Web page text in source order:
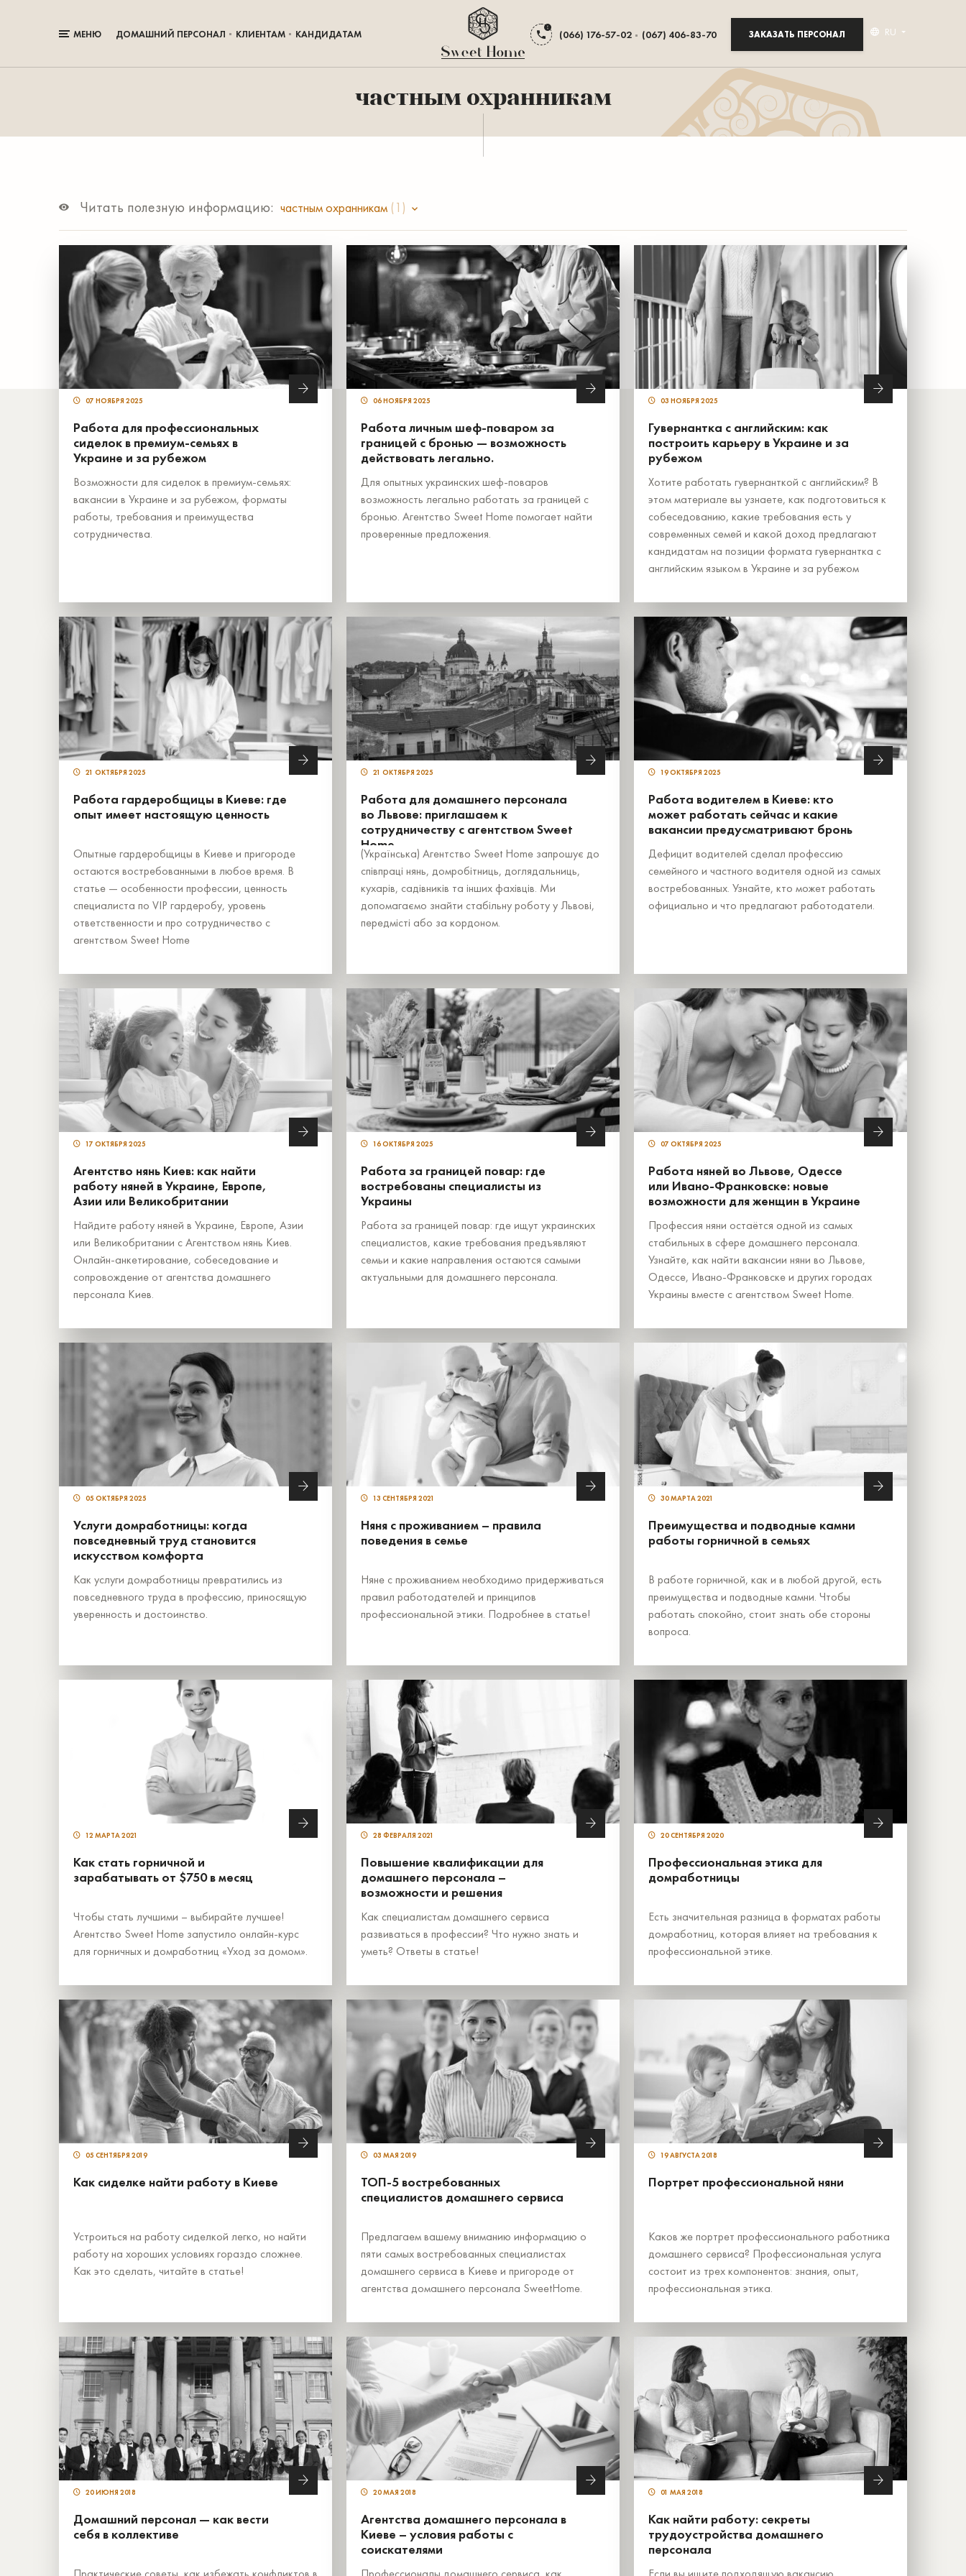
МЕНЮ ДОМАШНИЙ ПЕРСОНАЛ КЛИЕНТАМ КАНДИДАТАМ (066) 176-57-02 (067) 406-83-70 ЗАКАЗАТЬ ПЕРСОНАЛ RU
частным охранникам
Читать полезную информацию: частным охранникам (1)
07 НОЯБРЯ 2025
Работа для профессиональных
сиделок в премиум-семьях в
Украине и за рубежом
Возможности для сиделок в премиум-семьях:
вакансии в Украине и за рубежом, форматы
работы, требования и преимущества
сотрудничества.
06 НОЯБРЯ 2025
Работа личным шеф-поваром за
границей с бронью — возможность
действовать легально.
Для опытных украинских шеф-поваров
возможность легально работать за границей с
бронью. Агентство Sweet Home помогает найти
проверенные предложения.
03 НОЯБРЯ 2025
Гувернантка с английским: как
построить карьеру в Украине и за
рубежом
Хотите работать гувернанткой с английским? В
этом материале вы узнаете, как подготовиться к
собеседованию, какие требования есть у
современных семей и какой доход предлагают
кандидатам на позиции формата гувернантка с
английским языком в Украине и за рубежом
21 ОКТЯБРЯ 2025
Работа гардеробщицы в Киеве: где
опыт имеет настоящую ценность
Опытные гардеробщицы в Киеве и пригороде
остаются востребованными в любое время. В
статье — особенности профессии, ценность
специалиста по VIP гардеробу, уровень
ответственности и про сотрудничество с
агентством Sweet Home
21 ОКТЯБРЯ 2025
Работа для домашнего персонала
во Львове: приглашаем к
сотрудничеству с агентством Sweet
Home
(Українська) Агентство Sweet Home запрошує до
співпраці нянь, домробітниць, доглядальниць,
кухарів, садівників та інших фахівців. Ми
допомагаємо знайти стабільну роботу у Львові,
передмісті або за кордоном.
19 ОКТЯБРЯ 2025
Работа водителем в Киеве: кто
может работать сейчас и какие
вакансии предусматривают бронь
Дефицит водителей сделал профессию
семейного и частного водителя одной из самых
востребованных. Узнайте, кто может работать
официально и что предлагают работодатели.
17 ОКТЯБРЯ 2025
Агентство нянь Киев: как найти
работу няней в Украине, Европе,
Азии или Великобритании
Найдите работу няней в Украине, Европе, Азии
или Великобритании с Агентством нянь Киев.
Онлайн-анкетирование, собеседование и
сопровождение от агентства домашнего
персонала Киев.
16 ОКТЯБРЯ 2025
Работа за границей повар: где
востребованы специалисты из
Украины
Работа за границей повар: где ищут украинских
специалистов, какие требования предъявляют
семьи и какие направления остаются самыми
актуальными для домашнего персонала.
07 ОКТЯБРЯ 2025
Работа няней во Львове, Одессе
или Ивано-Франковске: новые
возможности для женщин в Украине
Профессия няни остаётся одной из самых
стабильных в сфере домашнего персонала.
Узнайте, как найти вакансии няни во Львове,
Одессе, Ивано-Франковске и других городах
Украины вместе с агентством Sweet Home.
05 ОКТЯБРЯ 2025
Услуги домработницы: когда
повседневный труд становится
искусством комфорта
Как услуги домработницы превратились из
повседневного труда в профессию, приносящую
уверенность и достоинство.
13 СЕНТЯБРЯ 2021
Няня с проживанием – правила
поведения в семье
Няне с проживанием необходимо придерживаться
правил работодателей и принципов
профессиональной этики. Подробнее в статье!
30 МАРТА 2021
Преимущества и подводные камни
работы горничной в семьях
В работе горничной, как и в любой другой, есть
преимущества и подводные камни. Чтобы
работать спокойно, стоит знать обе стороны
вопроса.
12 МАРТА 2021
Как стать горничной и
зарабатывать от $750 в месяц
Чтобы стать лучшими – выбирайте лучшее!
Агентство Sweet Home запустило онлайн-курс
для горничных и домработниц «Уход за домом».
28 ФЕВРАЛЯ 2021
Повышение квалификации для
домашнего персонала –
возможности и решения
Как специалистам домашнего сервиса
развиваться в профессии? Что нужно знать и
уметь? Ответы в статье!
20 СЕНТЯБРЯ 2020
Профессиональная этика для
домработницы
Есть значительная разница в форматах работы
домработниц, которая влияет на требования к
профессиональной этике.
05 СЕНТЯБРЯ 2019
Как сиделке найти работу в Киеве
Устроиться на работу сиделкой легко, но найти
работу на хороших условиях гораздо сложнее.
Как это сделать, читайте в статье!
03 МАЯ 2019
ТОП-5 востребованных
специалистов домашнего сервиса
Предлагаем вашему вниманию информацию о
пяти самых востребованных специалистах
домашнего сервиса в Киеве и пригороде от
агентства домашнего персонала SweetHome.
19 АВГУСТА 2018
Портрет профессиональной няни
Каков же портрет профессионального работника
домашнего сервиса? Профессиональная услуга
состоит из трех компонентов: знания, опыт,
профессиональная этика.
20 ИЮНЯ 2018
Домашний персонал — как вести
себя в коллективе
20 МАЯ 2018
Агентства домашнего персонала в
Киеве – условия работы с
соискателями
01 МАЯ 2018
Как найти работу: секреты
трудоустройства домашнего
персонала